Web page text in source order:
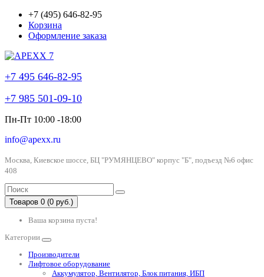
+7 (495) 646-82-95
Корзина
Оформление заказа
+7 495 646-82-95
+7 985 501-09-10
Пн-Пт 10:00 -18:00
info@apexx.ru
Москва, Киевское шоссе, БЦ "РУМЯНЦЕВО" корпус "Б", подъезд №6 офис
408
Товаров 0 (0 руб.)
Ваша корзина пуста!
Категории
Производители
Лифтовое оборудование
Аккумулятор, Вентилятор, Блок питания, ИБП